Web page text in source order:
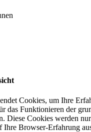
Cookies, um Ihre
das Funktionieren der
Diese Cookies werden
Ihre Browser-Erfahrung